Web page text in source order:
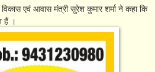
विकास एवं आवास मंत्री सुरेश कुमार शर्मा ने कहा कि
हैं ।